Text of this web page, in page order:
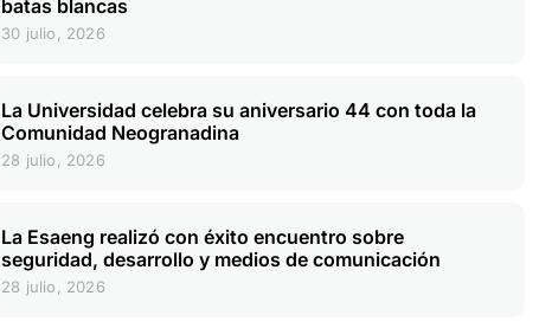
batas blancas
30 julio, 2026
La Universidad celebra su aniversario 44 con toda la
Comunidad Neogranadina
28 julio, 2026
La Esaeng realizó con éxito encuentro sobre
seguridad, desarrollo y medios de comunicación
28 julio, 2026